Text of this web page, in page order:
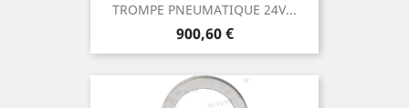
TROMPE PNEUMATIQUE 24V...
Prix
900,60 €